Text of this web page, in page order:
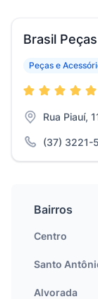
Brasil
Peças e
Rua Piauí,
(37) 3221-
Bairros
Centro
Santo
Alvorada